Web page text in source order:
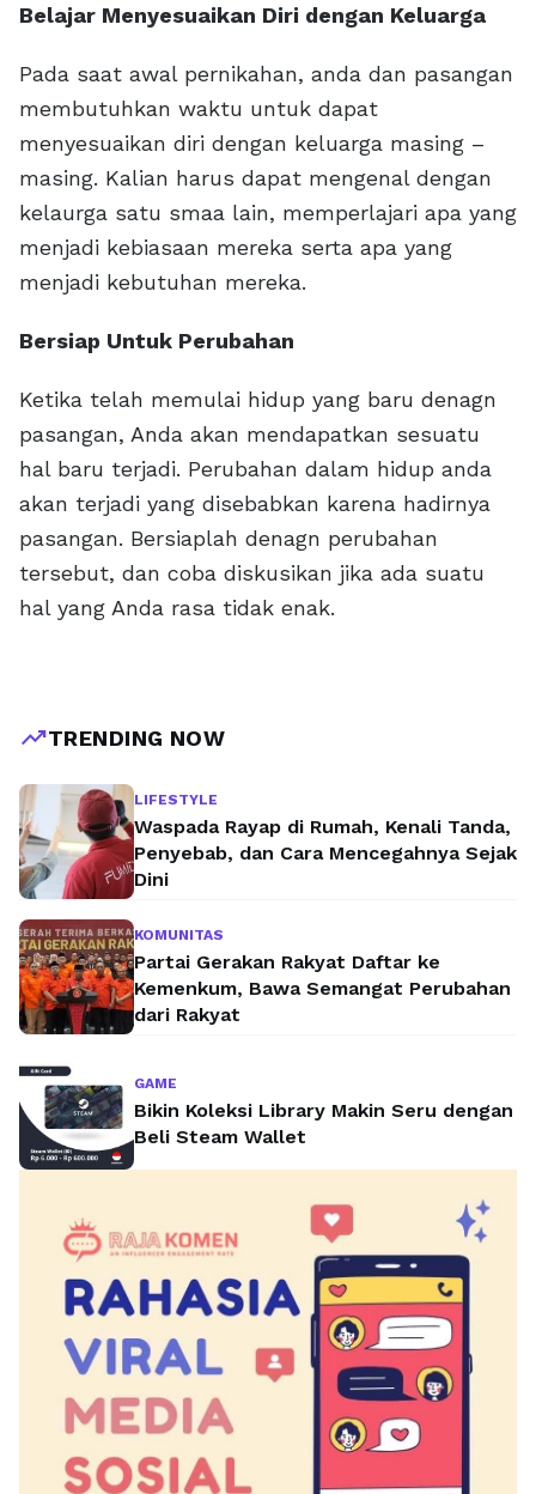
Belajar Menyesuaikan Diri dengan Keluarga
Pada saat awal pernikahan, anda dan pasangan
membutuhkan waktu untuk dapat
menyesuaikan diri dengan keluarga masing –
masing. Kalian harus dapat mengenal dengan
kelaurga satu smaa lain, memperlajari apa yang
menjadi kebiasaan mereka serta apa yang
menjadi kebutuhan mereka.
Bersiap Untuk Perubahan
Ketika telah memulai hidup yang baru denagn
pasangan, Anda akan mendapatkan sesuatu
hal baru terjadi. Perubahan dalam hidup anda
akan terjadi yang disebabkan karena hadirnya
pasangan. Bersiaplah denagn perubahan
tersebut, dan coba diskusikan jika ada suatu
hal yang Anda rasa tidak enak.
trending_upTRENDING NOW
LIFESTYLE
Waspada Rayap di Rumah, Kenali Tanda,
Penyebab, dan Cara Mencegahnya Sejak
Dini
KOMUNITAS
Partai Gerakan Rakyat Daftar ke
Kemenkum, Bawa Semangat Perubahan
dari Rakyat
GAME
Bikin Koleksi Library Makin Seru dengan
Beli Steam Wallet